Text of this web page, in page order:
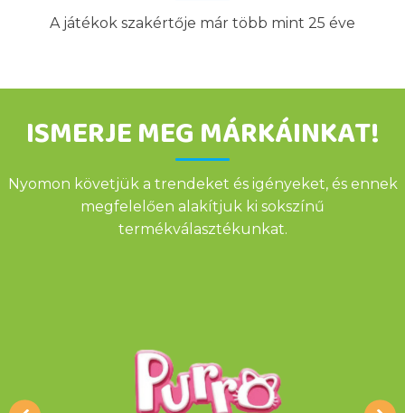
A játékok szakértője már több mint 25 éve
ISMERJE MEG MÁRKÁINKAT!
Nyomon követjük a trendeket és igényeket, és ennek
megfelelően alakítjuk ki sokszínű
termékválasztékunkat.